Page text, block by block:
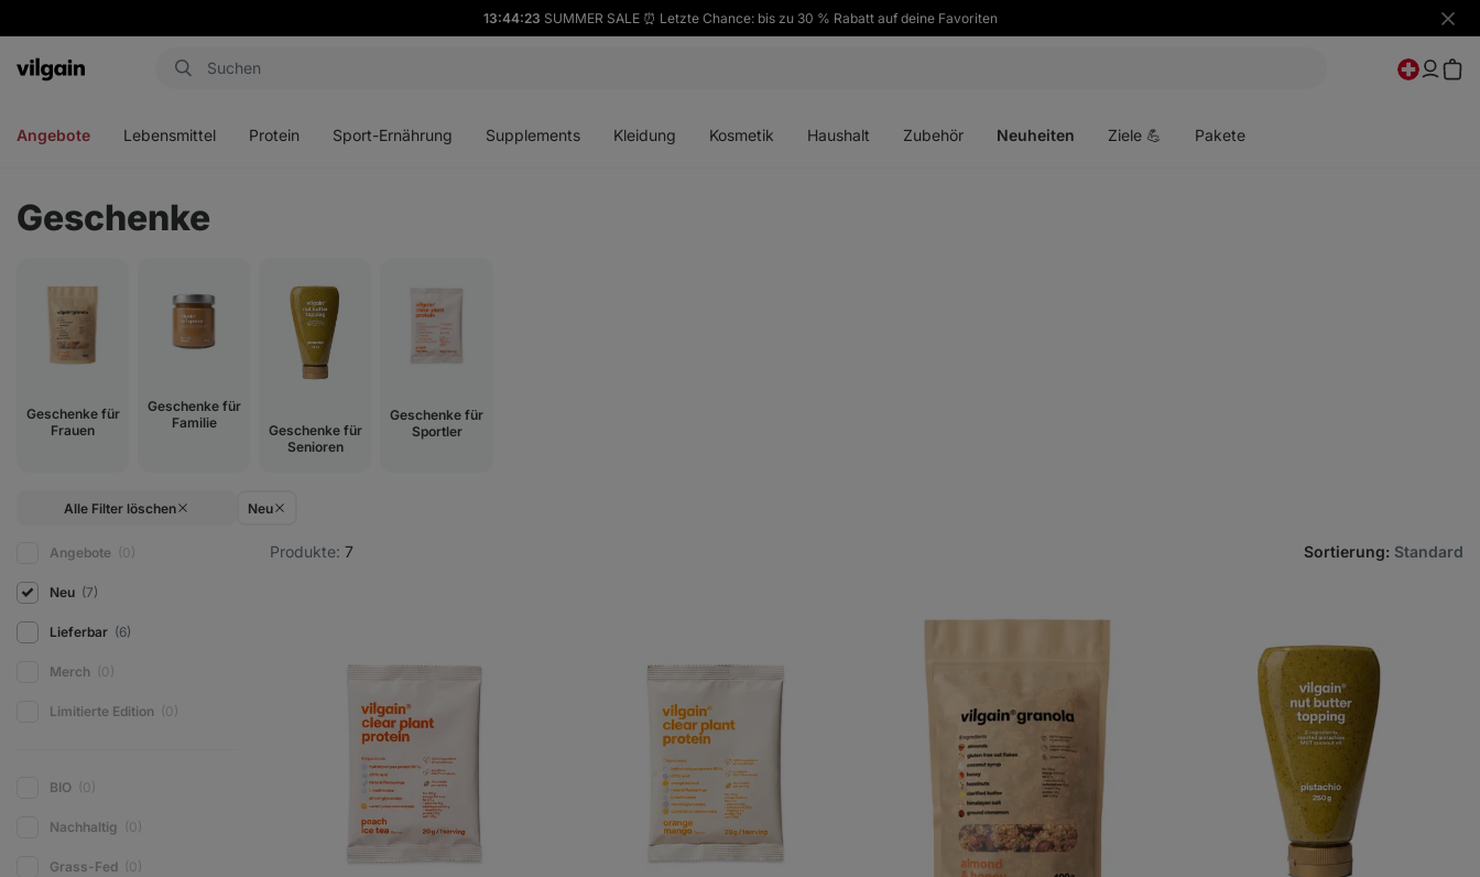
13:44:22 SUMMER SALE ⏰ Letzte Chance: bis zu 30 % Rabatt auf deine Favoriten
Aktin
Angebote Lebensmittel Protein Sport-Ernährung Supplements Kleidung Kosmetik Haushalt Zubehör Neuheiten Ziele 💪 Pakete
Geschenke
Geschenke für
Frauen
Geschenke für
Familie
Geschenke für
Senioren
Geschenke für
Sportler
Alle Filter löschen Neu
Produkte: 7 Sortierung: Standard
Angebote (0)
Neu (7)
Lieferbar (6)
Merch (0)
Limitierte Edition (0)
BIO (0)
Nachhaltig (0)
Grass-Fed (0)